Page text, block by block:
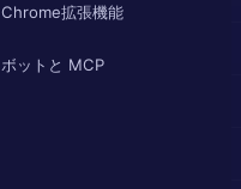
Chrome拡張機能
ボットと MCP